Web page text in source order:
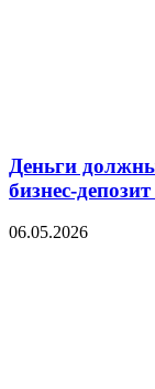
Деньги
бизнес-
06.05.2026